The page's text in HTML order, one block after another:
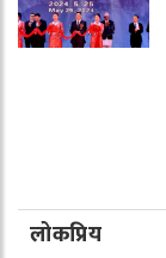
लोकप्रिय